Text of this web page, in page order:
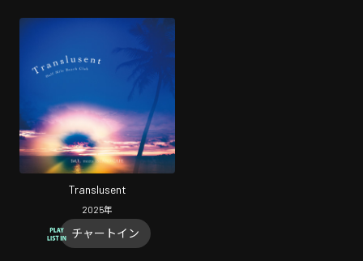
Translusent
2025年
チャートイン